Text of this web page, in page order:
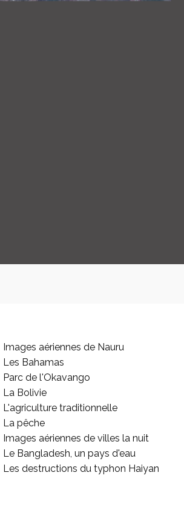
Images aériennes de Nauru
Les Bahamas
Parc de l'Okavango
La Bolivie
L'agriculture traditionnelle
La pêche
Images aériennes de villes la nuit
Le Bangladesh, un pays d'eau
Les destructions du typhon Haiyan